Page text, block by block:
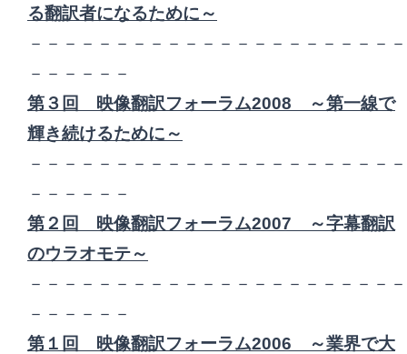
る翻訳者になるために ～
－－－－－－－－－－－－－－－－－－－－－－
－－－－－－
第３回 映像翻訳フォーラム2008 ～第一線で
輝き続けるために～
－－－－－－－－－－－－－－－－－－－－－－
－－－－－－
第２回 映像翻訳フォーラム2007 ～字幕翻訳
のウラオモテ～
－－－－－－－－－－－－－－－－－－－－－－
－－－－－－
第１回 映像翻訳フォーラム2006 ～業界で大